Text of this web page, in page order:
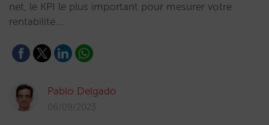
net, le KPI le plus important pour mesurer votre
rentabilité.…
Pablo Delgado
06/09/2023